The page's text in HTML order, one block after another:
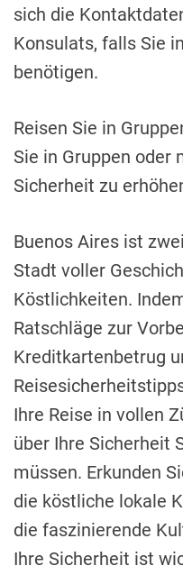
sich die
Konsulats, falls Sie
benötigen.
Reisen Sie in
Sie in Gruppen oder
Sicherheit zu
Buenos Aires ist
Stadt voller
Köstlichkeiten.
Ratschläge zur
Kreditkartenbetrug
Ihre Reise in vollen
über Ihre Sicherheit
müssen. Erkunden
die köstliche lokale
die faszinierende
Ihre Sicherheit ist